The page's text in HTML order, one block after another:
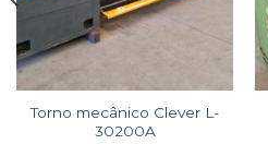
Torno mecânico Clever L-
30200A